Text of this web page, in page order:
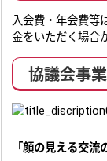
入会費・年会費等
金をいただく場合
協議会事業
「顔の見える交流